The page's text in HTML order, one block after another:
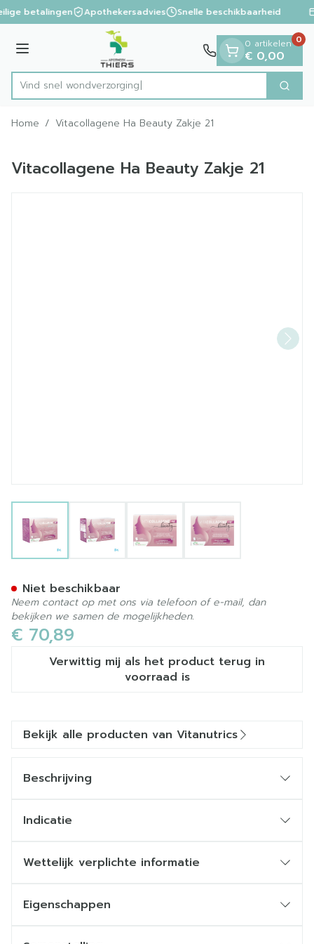
Ga naar de inhoud
1 van 1
betalingen Apothekersadvies Snelle beschikbaarheid
Menu
Product, merk, categorie...
Vind snel wondve Zoek
0 artikelen
€ 0,00
0
Home / Vitacollagene Ha Beauty Zakje 21
Vitacollagene Ha Beauty Zakje 21
€ 70,89
Verwittig mij als het product terug in
voorraad is
Niet beschikbaar
Neem contact op met ons via telefoon of e-mail, dan
bekijken we samen de mogelijkheden.
Bekijk alle producten van Vitanutrics
Beschrijving
Indicatie
Wettelijk verplichte informatie
Eigenschappen